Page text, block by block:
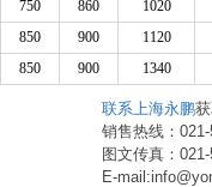
750 860 1020
850 900 1120
850 900 1340
联系上海永鹏
销售热线：
图文传真：
E-